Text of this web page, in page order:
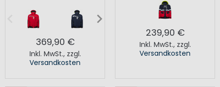
369,90 €
Inkl. MwSt., zzgl.
Versandkosten
239,90 €
Inkl. MwSt., zzgl.
Versandkosten